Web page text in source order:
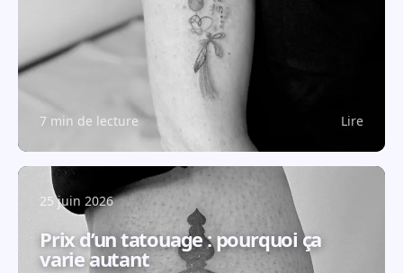
7 min de lecture Lire
25 juin 2026
Prix d’un tatouage : pourquoi ça
varie autant